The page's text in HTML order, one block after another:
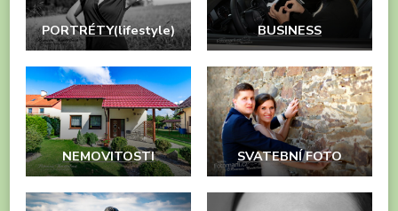
PORTRÉTY(lifestyle) BUSINESS
NEMOVITOSTI SVATEBNÍ FOTO